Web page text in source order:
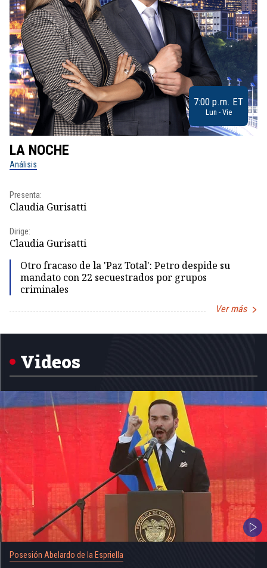
7:00 p.m. ET
Lun - Vie
LA NOCHE
Análisis
Presenta:
Claudia Gurisatti
Dirige:
Claudia Gurisatti
Otro fracaso de la 'Paz Total': Petro despide su
mandato con 22 secuestrados por grupos
criminales
Ver más
Videos
Posesión Abelardo de la Espriella